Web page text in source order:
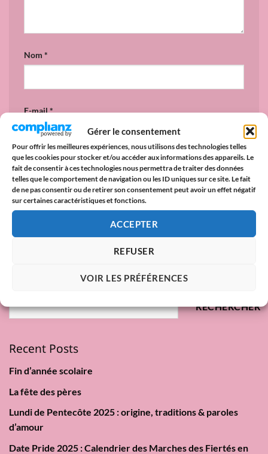
Gérer le consentement
Pour offrir les meilleures expériences, nous utilisons des technologies telles
que les cookies pour stocker et/ou accéder aux informations des appareils. Le
fait de consentir à ces technologies nous permettra de traiter des données
telles que le comportement de navigation ou les ID uniques sur ce site. Le fait
de ne pas consentir ou de retirer son consentement peut avoir un effet négatif
sur certaines caractéristiques et fonctions.
ACCEPTER
REFUSER
VOIR LES PRÉFÉRENCES
Nom *
E-mail*
Site web
RECHERCHER
Recent Posts
Fin d’année scolaire
La fête des pères
Lundi de Pentecôte 2025 : origine, traditions & paroles
d’amour
Date Pride 2025 : Calendrier des Marches des Fiertés en